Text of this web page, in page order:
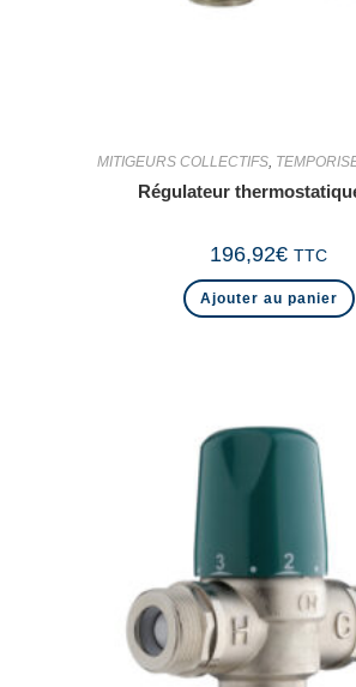
MITIGEURS COLLECTIFS,
Régulateur
196,92€ TTC
Ajouter au panier